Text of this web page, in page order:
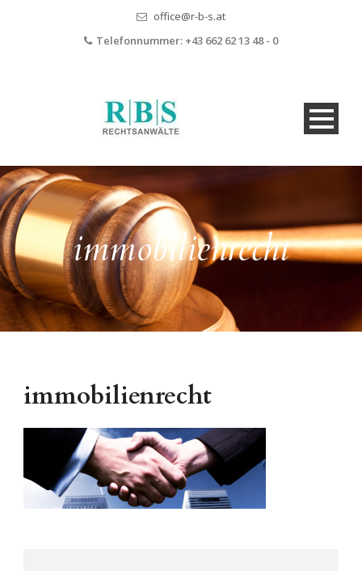
office@r-b-s.at
Telefonnummer: +43 662 62 13 48 - 0
immobilienrecht
immobilienrecht